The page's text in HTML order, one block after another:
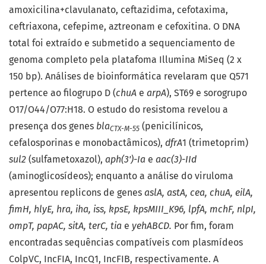
amoxicilina+clavulanato, ceftazidima, cefotaxima,
ceftriaxona, cefepime, aztreonam e cefoxitina. O DNA
total foi extraído e submetido a sequenciamento de
genoma completo pela platafoma Illumina MiSeq (2 x
150 bp). Análises de bioinformática revelaram que Q571
pertence ao filogrupo D (chuA e arpA), ST69 e sorogrupo
O17/O44/O77:H18. O estudo do resistoma revelou a
presença dos genes blaCTX-M-55 (penicilínicos,
cefalosporinas e monobactâmicos), dfrA1 (trimetoprim)
sul2 (sulfametoxazol), aph(3')-Ia e aac(3)-IId
(aminoglicosídeos); enquanto a análise do viruloma
apresentou replicons de genes aslA, astA, cea, chuA, eilA,
fimH, hlyE, hra, iha, iss, kpsE, kpsMIII_K96, lpfA, mchF, nlpI,
ompT, papAC, sitA, terC, tia e yehABCD. Por fim, foram
encontradas sequências compatíveis com plasmídeos
ColpVC, IncFIA, IncQ1, IncFIB, respectivamente. A